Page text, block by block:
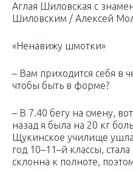
Аглая Шиловская с
Шиловским / Алексей
«Ненавижу шмотки»
– Вам приходится себя в
чтобы быть в форме?
– В 7.40 бегу на смену,
назад я была на 20 кг
Щукинское училище ушла
год 10–11–й классы,
склонна к полноте,